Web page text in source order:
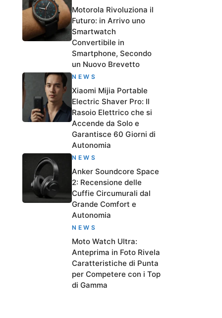
Motorola Rivoluziona il
Futuro: in Arrivo uno
Smartwatch
Convertibile in
Smartphone, Secondo
un Nuovo Brevetto
NEWS
Xiaomi Mijia Portable
Electric Shaver Pro: Il
Rasoio Elettrico che si
Accende da Solo e
Garantisce 60 Giorni di
Autonomia
NEWS
Anker Soundcore Space
2: Recensione delle
Cuffie Circumurali dal
Grande Comfort e
Autonomia
NEWS
Moto Watch Ultra:
Anteprima in Foto Rivela
Caratteristiche di Punta
per Competere con i Top
di Gamma